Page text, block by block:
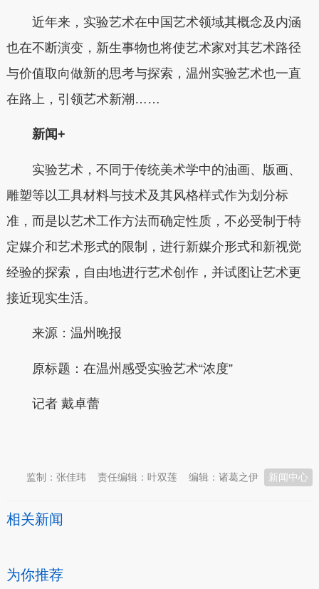
近年来，实验艺术在中国艺术领域其概念及内涵
也在不断演变，新生事物也将使艺术家对其艺术路径
与价值取向做新的思考与探索，温州实验艺术也一直
在路上，引领艺术新潮……
新闻+
实验艺术，不同于传统美术学中的油画、版画、
雕塑等以工具材料与技术及其风格样式作为划分标
准，而是以艺术工作方法而确定性质，不必受制于特
定媒介和艺术形式的限制，进行新媒介形式和新视觉
经验的探索，自由地进行艺术创作，并试图让艺术更
接近现实生活。
来源：温州晚报
原标题：在温州感受实验艺术“浓度”
记者 戴卓蕾
新闻中心
编辑：诸葛之伊
责任编辑：叶双莲
监制：张佳玮
相关新闻
为你推荐